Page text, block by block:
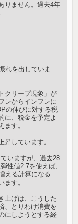
りません。過去4年
れを出していま
クリープ現象」が
レからインフレに
の伸びに対する税
に、税金を予定よ
す。
しています。
いますが、過去28
性値2.7を使えば、
える計算になる
ます。
上げは、こうした
、とりわけ消費を
にしようとする経